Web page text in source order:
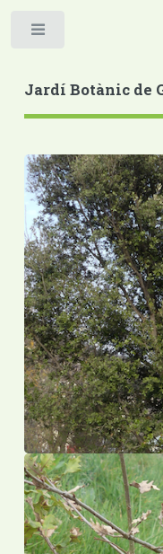
Jardí Botànic de
ALZINA I